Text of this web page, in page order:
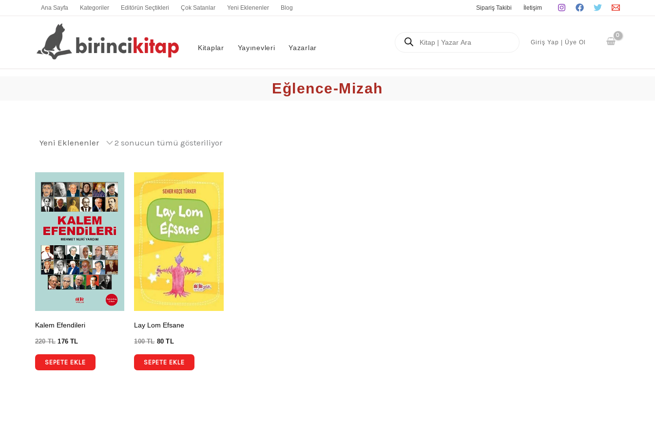
Ana Sayfa Kategoriler Editörün Seçtikleri Çok Satanlar Yeni Eklenenler Blog Sipariş Takibi İletişim
Kitaplar Yayınevleri Yazarlar
search
Giriş Yap | Üye Ol
Eğlence-Mizah
2 sonucun tümü gösteriliyor
En
yeniye
Kalem Efendileri
220TL 176TL
SEPETE EKLE
Lay Lom Efsane
100TL 80TL
SEPETE EKLE